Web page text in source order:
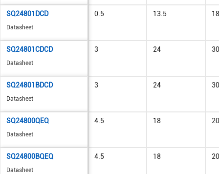
SQ24801DCD
Datasheet
0.5 13.5 18
SQ24801CDCD
Datasheet
3 24 30
SQ24801BDCD
Datasheet
3 24 30
SQ24800QEQ
Datasheet
4.5 18 20
SQ24800BQEQ
Datasheet
4.5 18 20